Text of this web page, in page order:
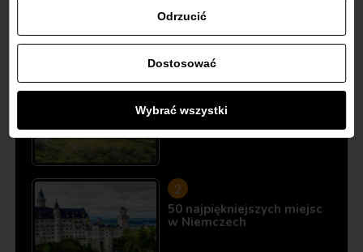
Najbardziej popularne
Śladami Harry’ego Pottera:
50 najpiękniejszych miejsc
w Niemczech
Odrzucić
Dostosować
Wybrać wszystki